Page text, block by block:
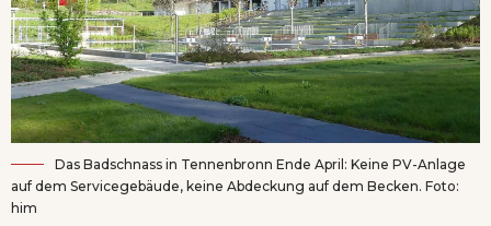
Das Badschnass in Tennenbronn Ende April: Keine PV-Anlage
auf dem Servicegebäude, keine Abdeckung auf dem Becken. Foto:
him